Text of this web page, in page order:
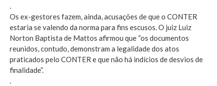
.
Os ex-gestores fazem, ainda, acusações de que o CONTER
estaria se valendo da norma para fins escusos. O juiz Luiz
Norton Baptista de Mattos afirmou que “os documentos
reunidos, contudo, demonstram a legalidade dos atos
praticados pelo CONTER e que não há indícios de desvios de
finalidade”.
.